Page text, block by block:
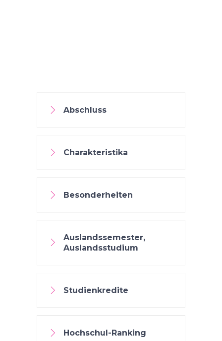
Abschluss
Charakteristika
Besonderheiten
Auslandssemester,
Auslandsstudium
Studienkredite
Hochschul-Ranking